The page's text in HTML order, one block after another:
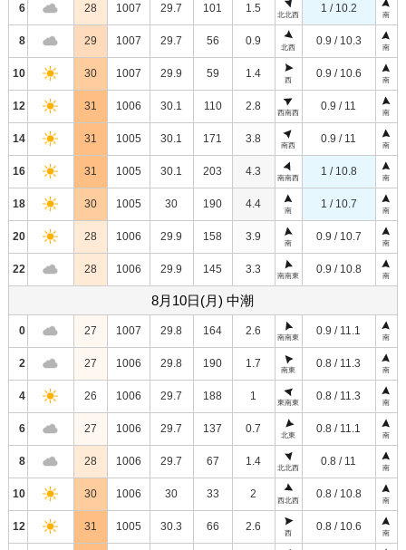
6 28 1007 29.7 101 1.5
北北西
1 / 10.2
南
8 29 1007 29.7 56 0.9
北西
0.9 / 10.3
南
10 30 1007 29.9 59 1.4
西
0.9 / 10.6
南
12 31 1006 30.1 110 2.8
西南西
0.9 / 11
南
14 31 1005 30.1 171 3.8
南西
0.9 / 11
南
16 31 1005 30.1 203 4.3
南南西
1 / 10.8
南
18 30 1005 30 190 4.4
南
1 / 10.7
南
20 28 1006 29.9 158 3.9
南
0.9 / 10.7
南
22 28 1006 29.9 145 3.3
南南東
0.9 / 10.8
南
8月10日(月) 中潮
0 27 1007 29.8 164 2.6
南南東
0.9 / 11.1
南
2 27 1006 29.8 190 1.7
南東
0.8 / 11.3
南
4 26 1006 29.7 188 1
東南東
0.8 / 11.3
南
6 27 1006 29.7 137 0.7
北東
0.8 / 11.1
南
8 28 1006 29.7 67 1.4
北北西
0.8 / 11
南
10 30 1006 30 33 2
西北西
0.8 / 10.8
南
12 31 1005 30.3 66 2.6
西
0.8 / 10.6
南